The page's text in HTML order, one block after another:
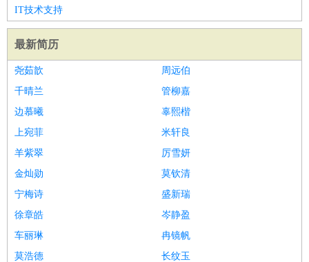
IT技术支持
最新简历
尧茹歆
周远伯
千晴兰
管柳嘉
边慕曦
辜熙楷
上宛菲
米轩良
羊紫翠
厉雪妍
金灿勋
莫钦清
宁梅诗
盛新瑞
徐章皓
岑静盈
车丽琳
冉镜帆
莫浩德
长纹玉